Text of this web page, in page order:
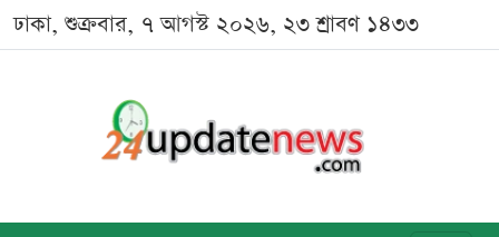
ঢাকা, শুক্রবার, ৭ আগস্ট ২০২৬, ২৩ শ্রাবণ ১৪৩৩